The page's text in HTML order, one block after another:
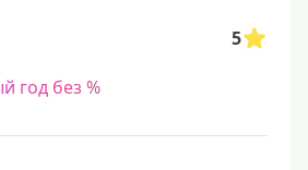
5
год без %